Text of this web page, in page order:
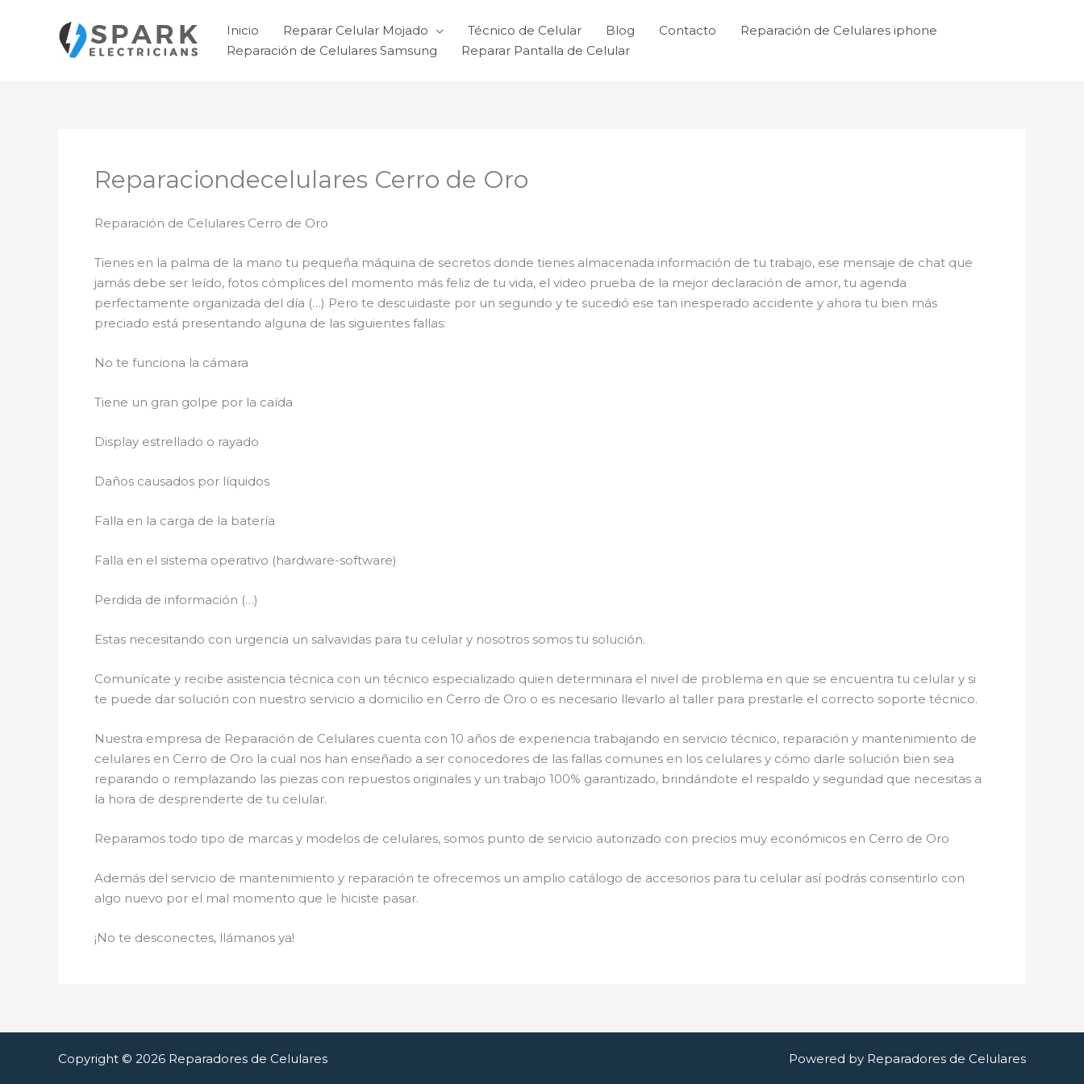
contenido
Inicio Reparar Celular Mojado Técnico de Celular Blog Contacto
Reparación de Celulares iphone
Reparación de Celulares Samsung
Reparar Pantalla de Celular
Reparaciondecelulares Cerro de Oro
Reparación de Celulares Cerro de Oro
Tienes en la palma de la mano tu pequeña máquina de secretos donde tienes almacenada información de tu trabajo, ese mensaje de chat que
jamás debe ser leído, fotos cómplices del momento más feliz de tu vida, el video prueba de la mejor declaración de amor, tu agenda
perfectamente organizada del día (…) Pero te descuidaste por un segundo y te sucedió ese tan inesperado accidente y ahora tu bien más
preciado está presentando alguna de las siguientes fallas:
No te funciona la cámara
Tiene un gran golpe por la caída
Display estrellado o rayado
Daños causados por líquidos
Falla en la carga de la batería
Falla en el sistema operativo (hardware-software)
Perdida de información (…)
Estas necesitando con urgencia un salvavidas para tu celular y nosotros somos tu solución.
Comunícate y recibe asistencia técnica con un técnico especializado quien determinara el nivel de problema en que se encuentra tu celular y si
te puede dar solución con nuestro servicio a domicilio en Cerro de Oro o es necesario llevarlo al taller para prestarle el correcto soporte técnico.
Nuestra empresa de Reparación de Celulares cuenta con 10 años de experiencia trabajando en servicio técnico, reparación y mantenimiento de
celulares en Cerro de Oro la cual nos han enseñado a ser conocedores de las fallas comunes en los celulares y cómo darle solución bien sea
reparando o remplazando las piezas con repuestos originales y un trabajo 100% garantizado, brindándote el respaldo y seguridad que necesitas a
la hora de desprenderte de tu celular.
Reparamos todo tipo de marcas y modelos de celulares, somos punto de servicio autorizado con precios muy económicos en Cerro de Oro
Además del servicio de mantenimiento y reparación te ofrecemos un amplio catálogo de accesorios para tu celular así podrás consentirlo con
algo nuevo por el mal momento que le hiciste pasar.
¡No te desconectes, llámanos ya!
Copyright © 2026 Reparadores de Celulares Powered by Reparadores de Celulares